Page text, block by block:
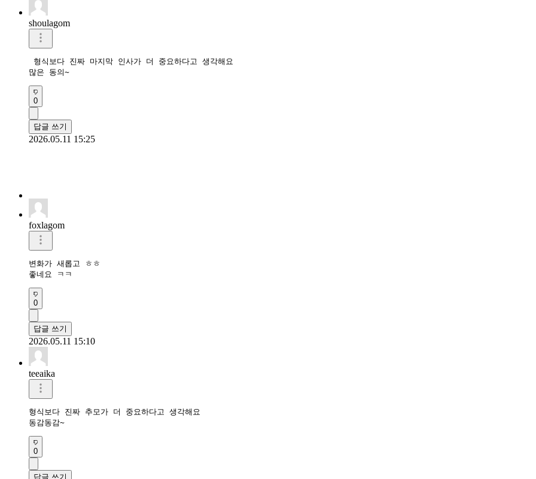
shoulagom
형식보다 진짜 마지막 인사가 더 중요하다고 생각해요
많은 동의~
0
답글 쓰기
2026.05.11 15:25
foxlagom
변화가 새롭고 ㅎㅎ
좋네요 ㅋㅋ
0
답글 쓰기
2026.05.11 15:10
teeaika
형식보다 진짜 추모가 더 중요하다고 생각해요
동감동감~
0
답글 쓰기